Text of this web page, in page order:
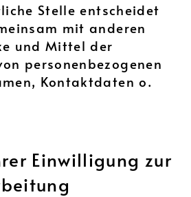
Stelle entscheidet
mit anderen
und Mittel der
personenbezogenen
Kontaktdaten o.
Ein­willigung zur